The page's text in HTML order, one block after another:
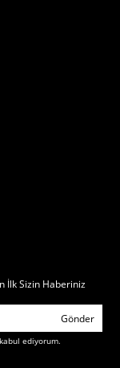
İlk Sizin Haberiniz
Gönder
ediyorum.